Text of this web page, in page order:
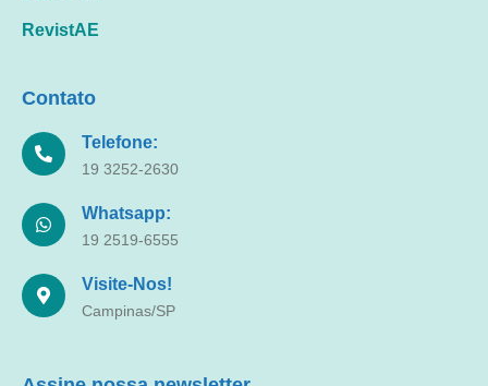
RevistAE
Contato
Telefone:
19 3252-2630
Whatsapp:
19 2519-6555
Visite-Nos!
Campinas/SP